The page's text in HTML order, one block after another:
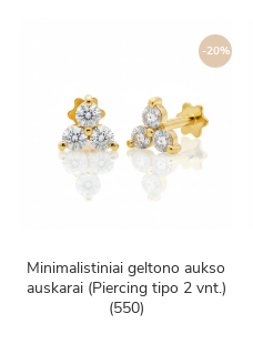
-20%
Minimalistiniai geltono aukso
auskarai (Piercing tipo 2 vnt.)
(550)